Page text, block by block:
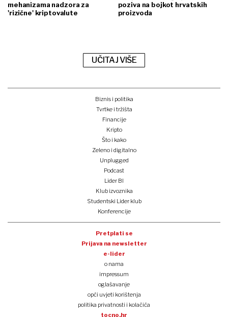
mehanizama nadzora za
'rizične' kriptovalute
poziva na bojkot hrvatskih
proizvoda
UČITAJ VIŠE
Biznis i politika
Tvrtke i tržišta
Financije
Kripto
Što i kako
Zeleno i digitalno
Unplugged
Podcast
Lider BI
Klub izvoznika
Studentski Lider klub
Konferencije
Pretplati se
Prijava na newsletter
e-lider
o nama
impressum
oglašavanje
opći uvjeti korištenja
politika privatnosti i kolačića
tocno.hr